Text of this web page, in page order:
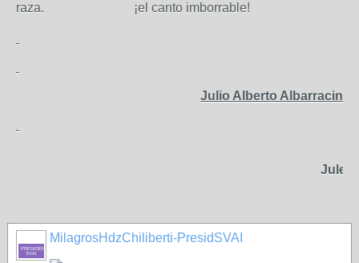
raza. ¡el canto imborrable!
Julio Alberto Albarracin
PRESIDENTE-
SVAI
MilagrosHdzChiliberti-PresidSVAI